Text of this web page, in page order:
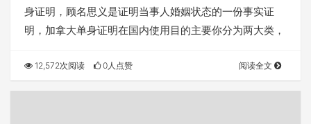
身证明，顾名思义是证明当事人婚姻状态的一份事实证
明，加拿大单身证明在国内使用目的主要你分为两大类，
12,572次阅读 0人点赞 阅读全文